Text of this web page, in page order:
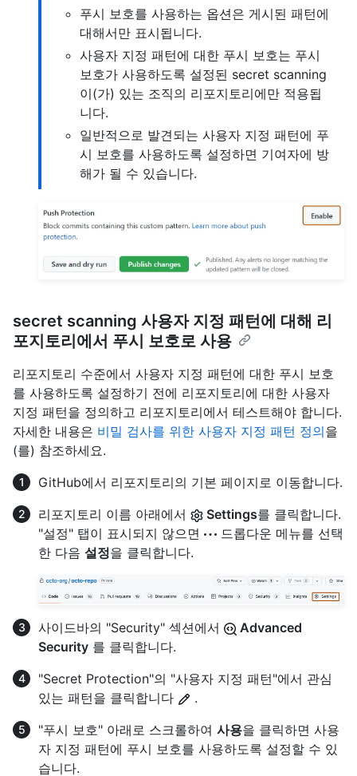
푸시 보호를 사용하는 옵션은 게시된 패턴에
대해서만 표시됩니다.
사용자 지정 패턴에 대한 푸시 보호는 푸시
보호가 사용하도록 설정된 secret scanning
이(가) 있는 조직의 리포지토리에만 적용됩
니다.
일반적으로 발견되는 사용자 지정 패턴에 푸
시 보호를 사용하도록 설정하면 기여자에 방
해가 될 수 있습니다.
secret scanning 사용자 지정 패턴에 대해 리
포지토리에서 푸시 보호로 사용
리포지토리 수준에서 사용자 지정 패턴에 대한 푸시 보호
를 사용하도록 설정하기 전에 리포지토리에 대한 사용자
지정 패턴을 정의하고 리포지토리에서 테스트해야 합니다.
자세한 내용은 비밀 검사를 위한 사용자 지정 패턴 정의을
(를) 참조하세요.
GitHub에서 리포지토리의 기본 페이지로 이동합니다.
리포지토리 이름 아래에서
Settings를 클릭합니다.
"설정" 탭이 표시되지 않으면
드롭다운 메뉴를 선택
한 다음 설정을 클릭합니다.
사이드바의 "Security" 섹션에서
Advanced
Security 를 클릭합니다.
"Secret Protection"의 "사용자 지정 패턴"에서 관심
있는 패턴을 클릭합니다
.
"푸시 보호" 아래로 스크롤하여 사용을 클릭하면 사용
자 지정 패턴에 푸시 보호를 사용하도록 설정할 수 있
습니다.